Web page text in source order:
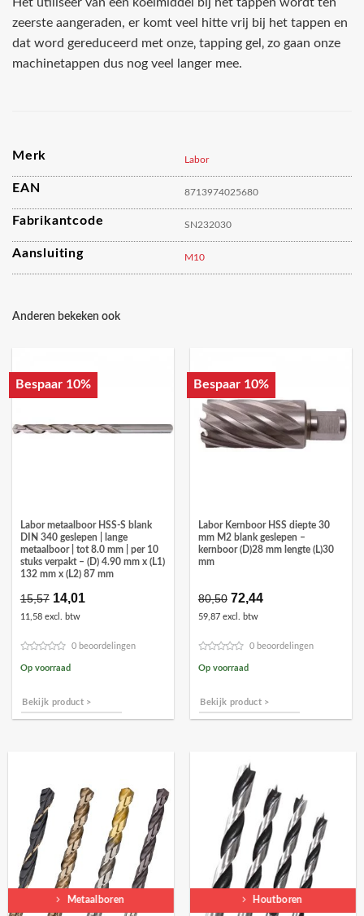
zeerste aangeraden, er komt veel hitte vrij bij het tappen en
dat word gereduceerd met onze‚ tapping gel‚ zo gaan onze
machinetappen dus nog veel langer mee.
Merk Labor
EAN 8713974025680
Fabrikantcode SN232030
Aansluiting M10
Anderen bekeken ook
Bespaar 10%
Labor metaalboor HSS-S blank
DIN 340 geslepen | lange
metaalboor | tot 8.0 mm | per 10
stuks verpakt – (D) 4.90 mm x (L1)
132 mm x (L2) 87 mm
15,57 Oorspronkelijke
prijs
was:
14,01
11,58 excl. btw
0 beoordelingen
Op voorraad
Bekijk product >
Bespaar 10%
Labor Kernboor HSS diepte 30
mm M2 blank geslepen –
kernboor (D)28 mm lengte (L)30
mm
80,50 Oorspronkelijke
prijs
was:
72,44Huidige
59,87 excl. btw
0 beoordelingen
Op voorraad
Bekijk product >
Metaalboren Houtboren